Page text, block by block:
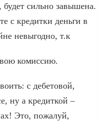
сильно завышена.
с кредитки деньги в
невыгодно, т.к
комиссию.
с дебетовой,
ну а кредиткой –
Это, пожалуй,